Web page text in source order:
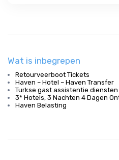
Wat is inbegrepen
Retourveerboot Tickets
Haven – Hotel – Haven Transfer
Turkse gast assistentie diensten
3* Hotels, 3 Nachten 4 Dagen
Haven Belasting